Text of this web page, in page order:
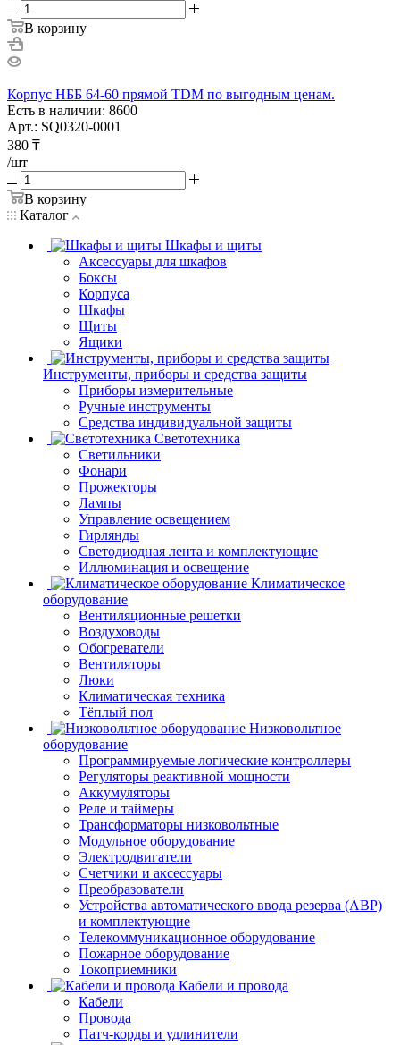
В корзину
Корпус НББ 64-60 прямой TDM по выгодным ценам.
Есть в наличии: 8600
Арт.: SQ0320-0001
380 ₸
/шт
В корзину
Каталог
Шкафы и щиты
Аксессуары для шкафов
Боксы
Корпуса
Шкафы
Щиты
Ящики
Инструменты, приборы и средства защиты
Приборы измерительные
Ручные инструменты
Средства индивидуальной защиты
Светотехника
Светильники
Фонари
Прожекторы
Лампы
Управление освещением
Гирлянды
Светодиодная лента и комплектующие
Иллюминация и освещение
Климатическое
оборудование
Вентиляционные решетки
Воздуховоды
Обогреватели
Вентиляторы
Люки
Климатическая техника
Тёплый пол
Низковольтное
оборудование
Программируемые логические контроллеры
Регуляторы реактивной мощности
Аккумуляторы
Реле и таймеры
Трансформаторы низковольтные
Модульное оборудование
Электродвигатели
Счетчики и аксессуары
Преобразователи
Устройства автоматического ввода резерва (АВР)
и комплектующие
Телекоммуникационное оборудование
Пожарное оборудование
Токоприемники
Кабели и провода
Кабели
Провода
Патч-корды и удлинители